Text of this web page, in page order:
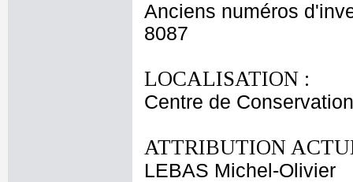
Anciens numéros
8087
LOCALISATION :
Centre de
ATTRIBUTION
LEBAS Michel-Olivier